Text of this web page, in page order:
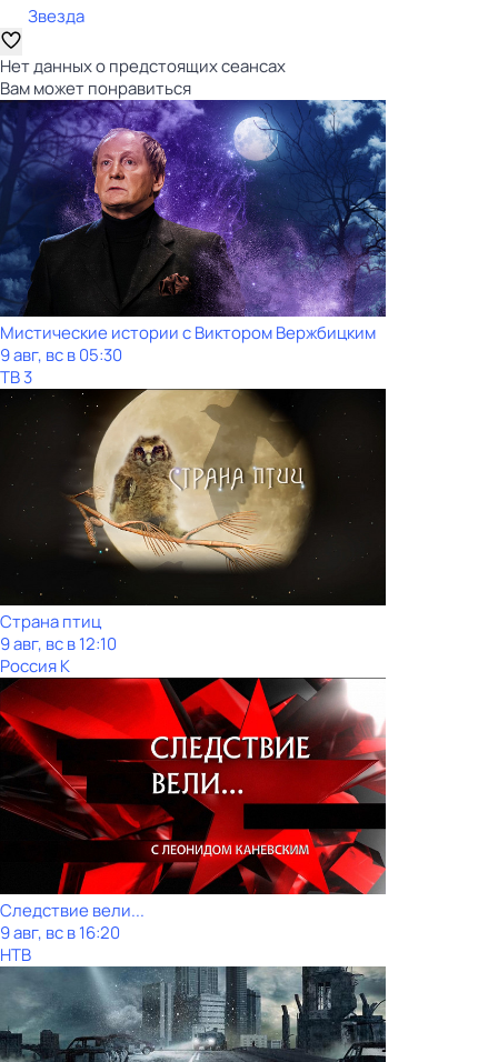
Звезда
Нет данных о предстоящих сеансах
Вам может понравиться
Мистические истории с Виктoром Bержбицким
9 авг, вс в 05:30
ТВ 3
Страна птиц
9 авг, вс в 12:10
Россия К
Следствие вели...
9 авг, вс в 16:20
НТВ